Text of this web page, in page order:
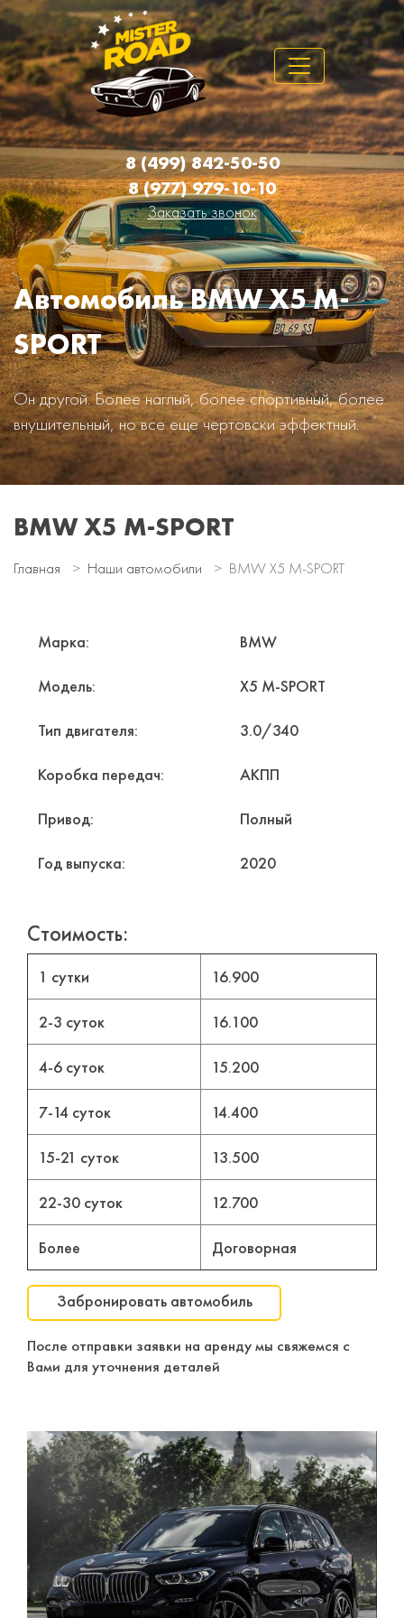
8 (499) 842-50-50
8 (977) 979-10-10
Заказать звонок
Автомобиль BMW X5 M-
SPORT
Он другой. Более наглый, более спортивный, более
внушительный, но все еще чертовски эффектный.
BMW X5 M-SPORT
Главная Наши автомобили BMW X5 M-SPORT
Марка: BMW
Модель: X5 M-SPORT
Тип двигателя: 3.0/340
Коробка передач: АКПП
Привод: Полный
Год выпуска: 2020
Стоимость:
1 сутки 16.900
2-3 суток 16.100
4-6 суток 15.200
7-14 суток 14.400
15-21 суток 13.500
22-30 суток 12.700
Более Договорная
Забронировать автомобиль
После отправки заявки на аренду мы свяжемся с
Вами для уточнения деталей